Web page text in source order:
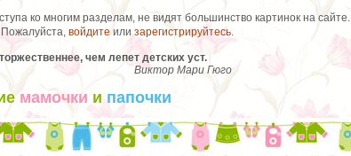
ко многим разделам, не видят большинство картинок на сайте.
Пожалуйста, войдите илизарегистрируйтесь.
чем лепет детских уст.
Виктор Мари Гюго
мамочки ипапочки